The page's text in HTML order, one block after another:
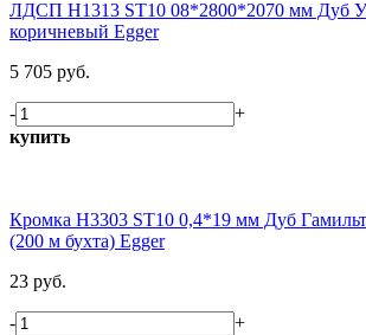
ЛДСП H1313 ST10 08*2800*2070 мм Дуб
коричневый Egger
5 705 руб.
-
+
купить
Кромка H3303 ST10 0,4*19 мм Дуб
(200 м бухта) Egger
23 руб.
-
+